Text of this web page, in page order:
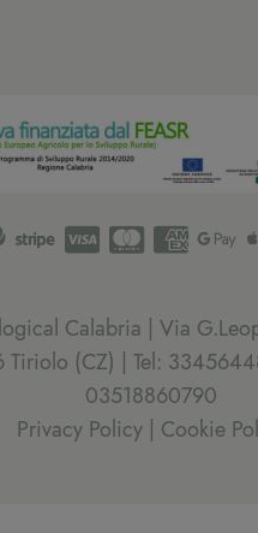
Calabria | Via
Tiriolo (CZ) | Tel:
03518860790
Privacy Policy | Cookie